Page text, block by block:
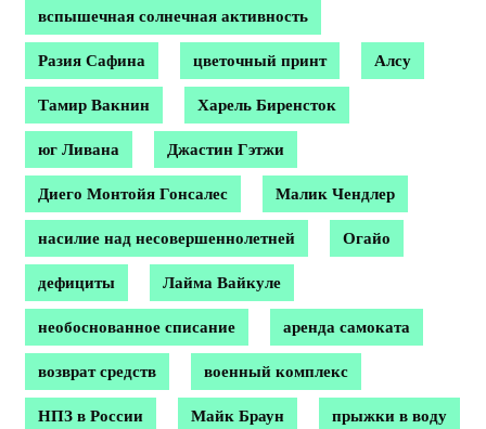
вспышечная солнечная активность
Разия Сафина цветочный принт Алсу
Тамир Вакнин Харель Биренсток
юг Ливана Джастин Гэтжи
Диего Монтойя Гонсалес Малик Чендлер
насилие над несовершеннолетней Огайо
дефициты Лайма Вайкуле
необоснованное списание аренда самоката
возврат средств военный комплекс
НПЗ в России Майк Браун прыжки в воду